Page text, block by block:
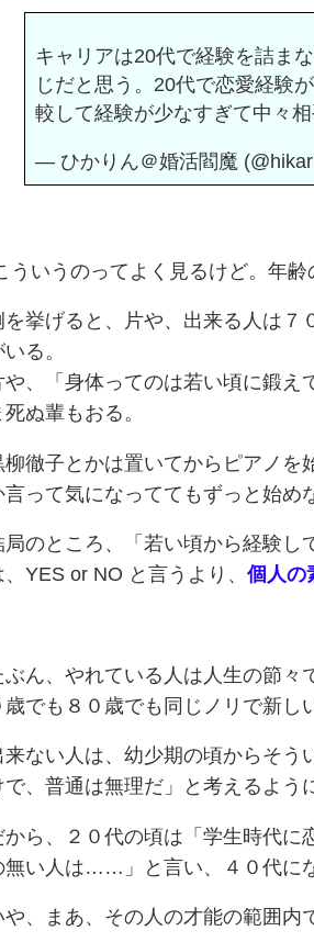
キャリアは20代で経験を詰ま
じだと思う。20代で恋愛経験
較して経験が少なすぎて中々
— ひかりん＠婚活閻魔
ういうのってよく見るけど。年
を挙げると、片や、出来る人は７
る。
や、「身体ってのは若い頃に鍛え
死ぬ輩もおる。
柳徹子とかは置いてからピアノを
言って気になっててもずっと始め
局のところ、「若い頃から経験し
、YES or NO と言うより、 個人の
ぶん、やれている人は人生の節々
歳でも８０歳でも同じノリで新し
来ない人は、幼少期の頃からそう
で、普通は無理だ」と考えるよう
から、２０代の頃は「学生時代
無い人は……」と言い、４０代に
や、まあ、その人の才能の範囲内